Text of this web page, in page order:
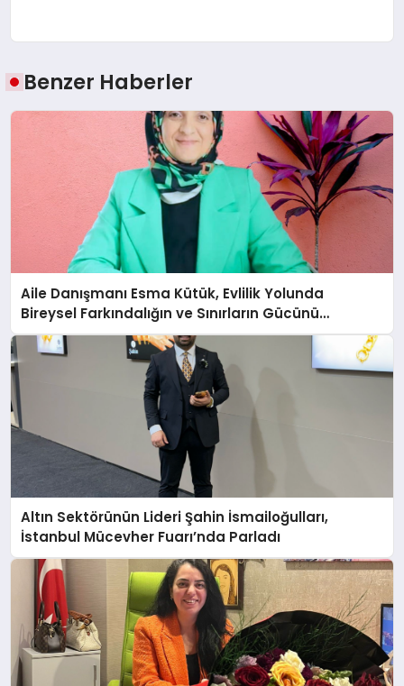
Benzer Haberler
Aile Danışmanı Esma Kütük, Evlilik Yolunda
Bireysel Farkındalığın ve Sınırların Gücünü
Anlatıyor
Altın Sektörünün Lideri Şahin İsmailoğulları,
İstanbul Mücevher Fuarı’nda Parladı ￼